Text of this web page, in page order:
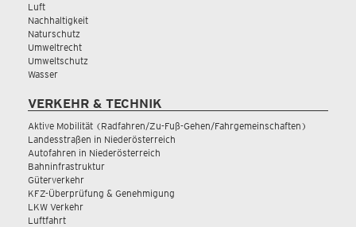
Luft
Nachhaltigkeit
Naturschutz
Umweltrecht
Umweltschutz
Wasser
VERKEHR & TECHNIK
Aktive Mobilität (Radfahren/Zu-Fuß-Gehen/Fahrgemeinschaften)
Landesstraßen in Niederösterreich
Autofahren in Niederösterreich
Bahninfrastruktur
Güterverkehr
KFZ-Überprüfung & Genehmigung
LKW Verkehr
Luftfahrt